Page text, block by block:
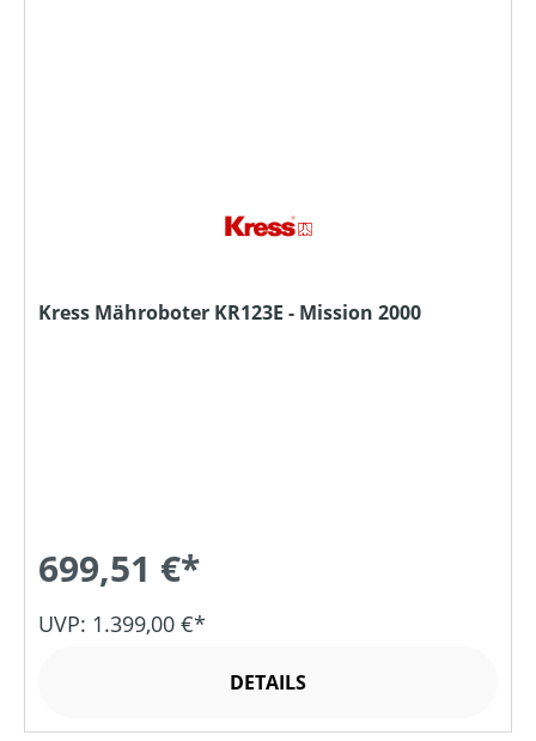
Kress Mähroboter KR123E - Mission 2000
699,51 €*
UVP: 1.399,00 €*
DETAILS